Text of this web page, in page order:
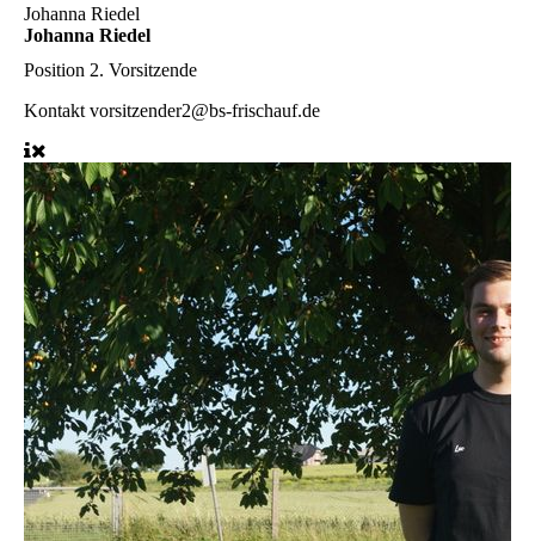
Johanna Riedel
Johanna Riedel
Position 2. Vorsitzende
Kontakt vorsitzender2@bs-frischauf.de